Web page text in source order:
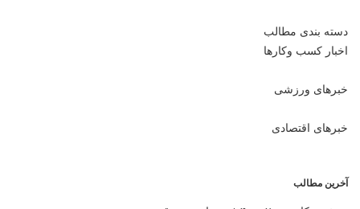
دسته بندی مطالب
اخبار کسب وکارها
خبرهای ورزشی
خبرهای اقتصادی
آخرین مطالب